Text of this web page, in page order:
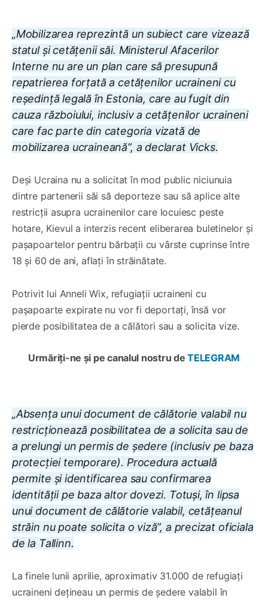
„Mobilizarea reprezintă un subiect care vizează
statul și cetățenii săi. Ministerul Afacerilor
Interne nu are un plan care să presupună
repatrierea forțată a cetățenilor ucraineni cu
reședință legală în Estonia, care au fugit din
cauza războiului, inclusiv a cetățenilor ucraineni
care fac parte din categoria vizată de
mobilizarea ucraineană”, a declarat Vicks.
Deși Ucraina nu a solicitat în mod public niciunuia
dintre partenerii săi să deporteze sau să aplice alte
restricții asupra ucrainenilor care locuiesc peste
hotare, Kievul a interzis recent eliberarea buletinelor și
pașapoartelor pentru bărbații cu vârste cuprinse între
18 și 60 de ani, aflați în străinătate.
Potrivit lui Anneli Wix, refugiații ucraineni cu
pașapoarte expirate nu vor fi deportați, însă vor
pierde posibilitatea de a călători sau a solicita vize.
Urmăriți-ne și pe canalul nostru deTELEGRAM
„Absența unui document de călătorie valabil nu
restricționează posibilitatea de a solicita sau de
a prelungi un permis de ședere (inclusiv pe baza
protecției temporare). Procedura actuală
permite și identificarea sau confirmarea
identității pe baza altor dovezi. Totuși, în lipsa
unui document de călătorie valabil, cetățeanul
străin nu poate solicita o viză”, a precizat oficiala
de la Tallinn.
La finele lunii aprilie, aproximativ 31.000 de refugiați
ucraineni dețineau un permis de ședere valabil în